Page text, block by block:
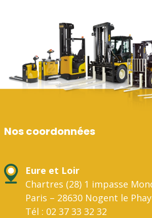
Nos coordonnées
Eure et Loir
Chartres (28) 1 impasse
Paris – 28630 Nogent le
Tél : 02 37 33 32 32